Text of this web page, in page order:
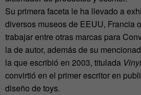
Su primera faceta le ha llevado a
diversos museos de EEUU, Francia
trabajar entre otras marcas para
la de autor, además de su
la que escribió en 2003, titulada
convirtió en el primer escritor en
diseño de toys.